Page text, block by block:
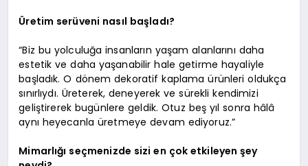
Üretim serüveni nasıl başladı?
“Biz bu yolculuğa insanların yaşam alanlarını daha
estetik ve daha yaşanabilir hale getirme hayaliyle
başladık. O dönem dekoratif kaplama ürünleri oldukça
sınırlıydı. Üreterek, deneyerek ve sürekli kendimizi
geliştirerek bugünlere geldik. Otuz beş yıl sonra hâlâ
aynı heyecanla üretmeye devam ediyoruz.”
Mimarlığı seçmenizde sizi en çok etkileyen şey